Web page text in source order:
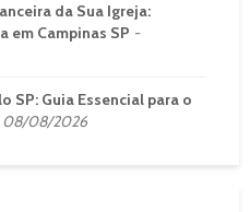
da Sua Igreja:
em Campinas SP
SP: Guia Essencial para o
08/08/2026